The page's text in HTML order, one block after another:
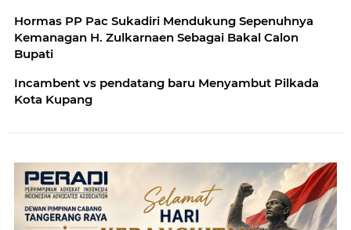
Hormas PP Pac Sukadiri Mendukung Sepenuhnya
Kemanagan H. Zulkarnaen Sebagai Bakal Calon
Bupati
Incambent vs pendatang baru Menyambut Pilkada
Kota Kupang